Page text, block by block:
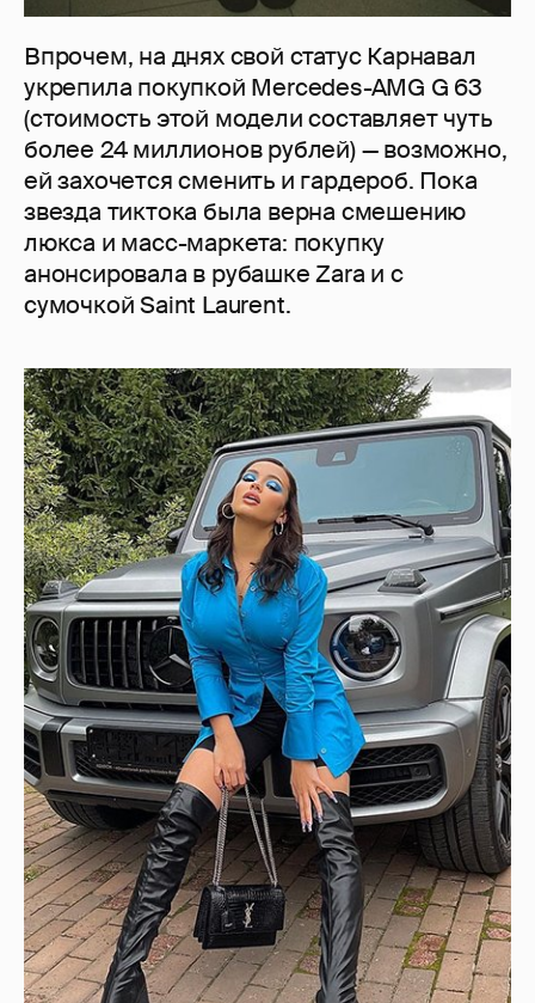
Впрочем, на днях свой статус Карнавал
укрепила покупкой Mercedes-AMG G 63
(стоимость этой модели составляет чуть
более 24 миллионов рублей) — возможно,
ей захочется сменить и гардероб. Пока
звезда тиктока была верна смешению
люкса и масс-маркета: покупку
анонсировала в рубашке Zara и с
сумочкой Saint Laurent.